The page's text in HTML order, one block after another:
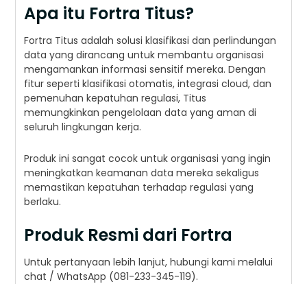
Apa itu Fortra Titus?
Fortra Titus adalah solusi klasifikasi dan perlindungan
data yang dirancang untuk membantu organisasi
mengamankan informasi sensitif mereka. Dengan
fitur seperti klasifikasi otomatis, integrasi cloud, dan
pemenuhan kepatuhan regulasi, Titus
memungkinkan pengelolaan data yang aman di
seluruh lingkungan kerja.
Produk ini sangat cocok untuk organisasi yang ingin
meningkatkan keamanan data mereka sekaligus
memastikan kepatuhan terhadap regulasi yang
berlaku.
Produk Resmi dari Fortra
Untuk pertanyaan lebih lanjut, hubungi kami melalui
chat / WhatsApp (081-233-345-119).